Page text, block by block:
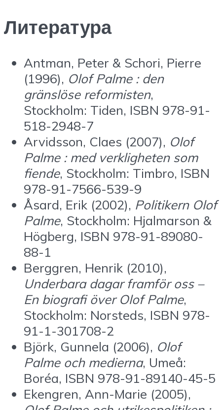
Литература
Antman, Peter & Schori, Pierre
(1996), Olof Palme : den
gränslöse reformisten,
Stockholm: Tiden, ISBN 978-91-
518-2948-7
Arvidsson, Claes (2007), Olof
Palme : med verkligheten som
fiende, Stockholm: Timbro, ISBN
978-91-7566-539-9
Åsard, Erik (2002), Politikern Olof
Palme, Stockholm: Hjalmarson &
Högberg, ISBN 978-91-89080-
88-1
Berggren, Henrik (2010),
Underbara dagar framför oss –
En biografi över Olof Palme,
Stockholm: Norsteds, ISBN 978-
91-1-301708-2
Björk, Gunnela (2006), Olof
Palme och medierna, Umeå:
Boréa, ISBN 978-91-89140-45-5
Ekengren, Ann-Marie (2005),